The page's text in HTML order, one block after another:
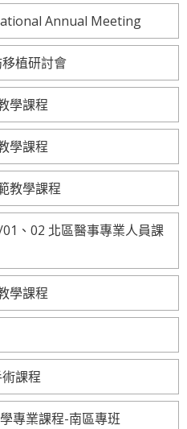
Annual Meeting
植研討會
學課程
學課程
教學課程
、02 北區醫事專業人員課
學課程
課程
專業課程-南區專班